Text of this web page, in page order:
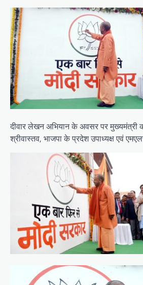
दीवार लेखन अभियान के अवसर पर मुख्यमंत्री
श्रीवास्तव, भाजपा के प्रदेश उपाध्यक्ष एवं